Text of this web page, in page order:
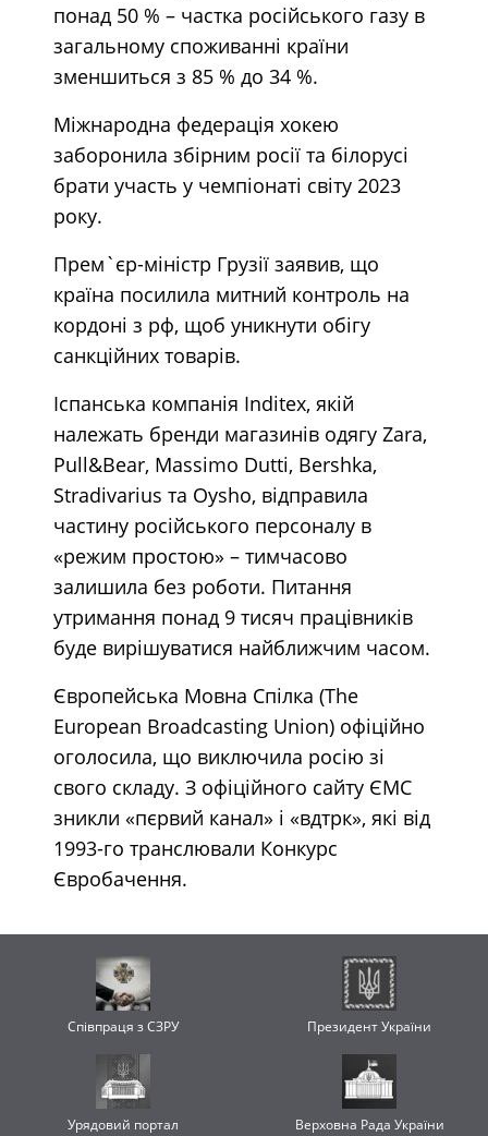
понад 50 % – частка російського газу в
загальному споживанні країни
зменшиться з 85 % до 34 %.
Міжнародна федерація хокею
заборонила збірним росії та білорусі
брати участь у чемпіонаті світу 2023
року.
Прем`єр-міністр Грузії заявив, що
країна посилила митний контроль на
кордоні з рф, щоб уникнути обігу
санкційних товарів.
Іспанська компанія Inditex, якій
належать бренди магазинів одягу Zara,
Pull&Bear, Massimo Dutti, Bershka,
Stradivarius та Oysho, відправила
частину російського персоналу в
«режим простою» – тимчасово
залишила без роботи. Питання
утримання понад 9 тисяч працівників
буде вирішуватися найближчим часом.
Європейська Мовна Спілка (The
European Broadcasting Union) офіційно
оголосила, що виключила росію зі
свого складу. З офіційного сайту ЄМС
зникли «пєрвий канал» і «вдтрк», які від
1993-го транслювали Конкурс
Євробачення.
Співпраця з СЗРУ Президент України
Урядовий портал Верховна Рада України